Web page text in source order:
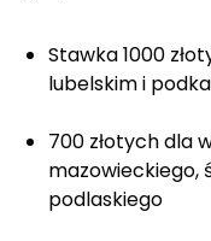
Stawka 1000
lubelskim i
700 złotych dla
mazowieckiego,
podlaskiego